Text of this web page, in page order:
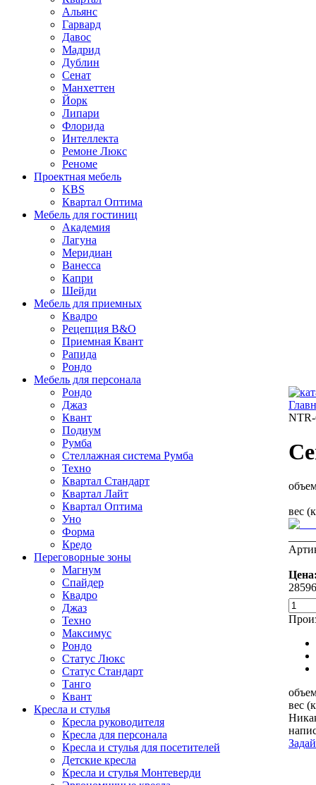
Альянс
Гарвард
Давос
Мадрид
Дублин
Сенат
Манхеттен
Йорк
Липари
Флорида
Интеллекта
Ремоне Люкс
Реноме
Проектная мебель
KBS
Квартал Оптима
Мебель для гостиниц
Академия
Лагуна
Меридиан
Ванесса
Капри
Шейди
Мебель для приемных
Квадро
Рецепция B&O
Приемная Квант
Рапида
Рондо
Мебель для персонала
Рондo
Джаз
Квант
Подиум
Румба
Стеллажная система Румба
Техно
Квартал Стандарт
Квартал Лайт
Квартал Оптима
Уно
Форма
Кредо
Переговорные зоны
Магнум
Спайдер
Квадро
Джаз
Техно
Максимус
Рондо
Статус Люкс
Статус Стандарт
Танго
Квант
Кресла и стулья
Кресла руководителя
Кресла для персонала
Кресла и стулья для посетителей
Детские кресла
Кресла и стулья Монтеверди
вес
вес